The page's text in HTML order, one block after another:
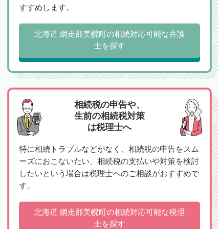
すすめします。
北海道 網走郡美幌町の相続対応可能な弁護
士を探す
相続税の申告や、
生前の相続税対策
は税理士へ
特に相続トラブルなどがなく、相続税の申告をスム
ーズにおこないたい、相続税の支払いや対策を検討
したいという場合は税理士へのご相談がおすすめで
す。
北海道 網走郡美幌町の相続対応可能な税理
士を探す